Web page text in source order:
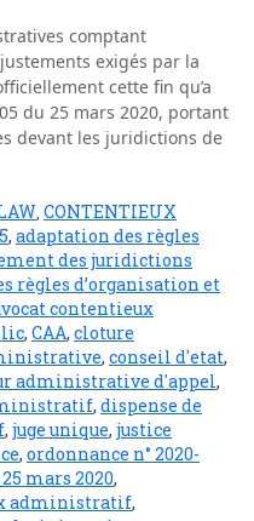
comptant
exigés par la
cette fin qu’a
du 25 mars 2020, portant
devant les juridictions de
CONTENTIEUX
, adaptation des règles
des juridictions
règles d’organisation et
contentieux
, CAA, cloture
, conseil d'etat,
administrative d'appel,
, dispense de
, juge unique, justice
, ordonnance n° 2020-
mars 2020,
administratif,